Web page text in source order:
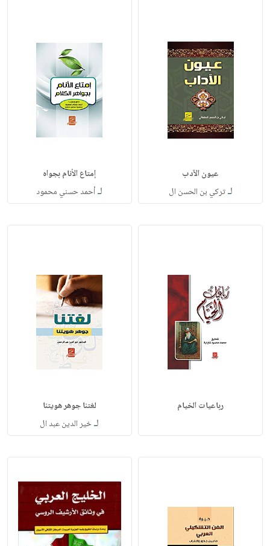
عيون الآدب
لـتركي بن الحسن ال
إمتاع الأنام بجواه
لـأحمد حسني محمود
رباعيات الخيام لغتنا جوهر هويتنا
لـخير الدين عبد ال